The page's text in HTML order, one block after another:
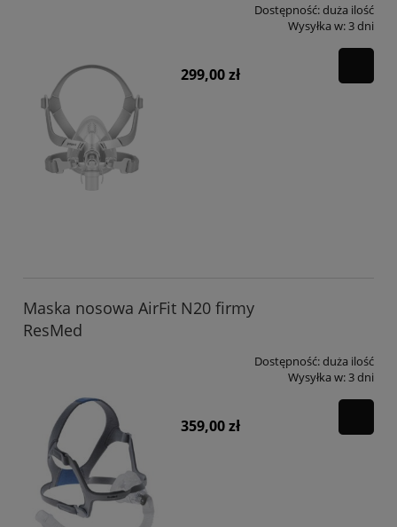
Dostępność:duża ilość
Wysyłka w:3 dni
299,00 zł
Maska nosowa AirFit N20 firmy
ResMed
Dostępność:duża ilość
Wysyłka w:3 dni
359,00 zł